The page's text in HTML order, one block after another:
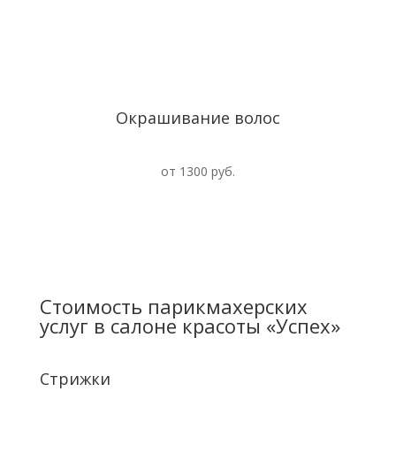
Окрашивание волос
от 1300 руб.
Стоимость парикмахерских
услуг в салоне красоты «Успех»
Стрижки